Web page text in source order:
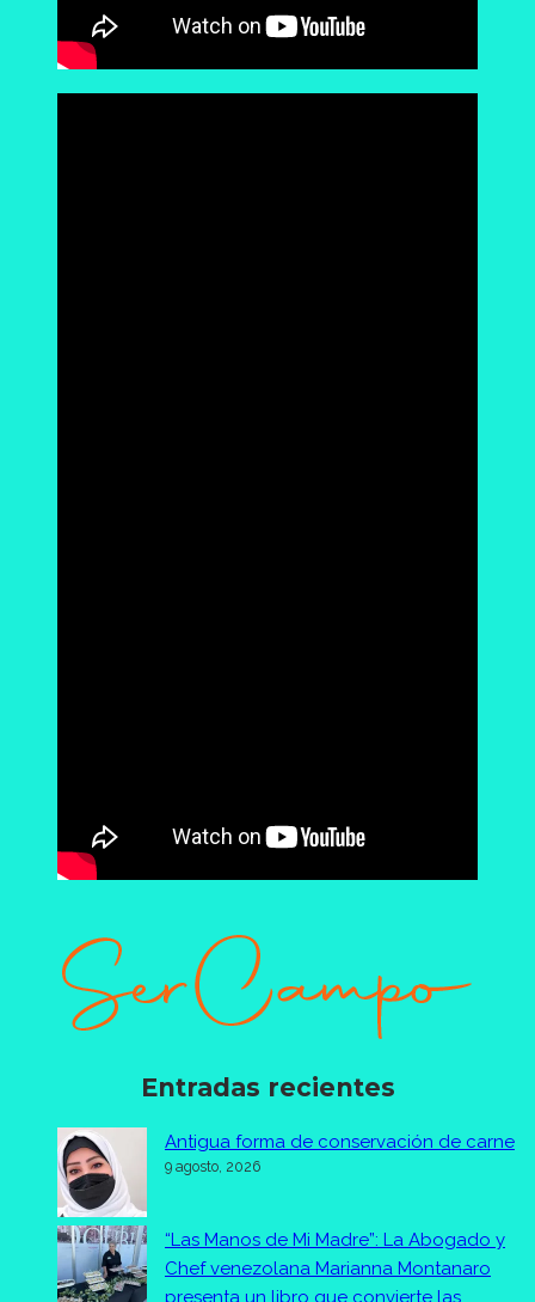
Entradas recientes
Antigua forma de conservación de carne
9 agosto, 2026
“Las Manos de Mi Madre”: La Abogado y
Chef venezolana Marianna Montanaro
presenta un libro que convierte las